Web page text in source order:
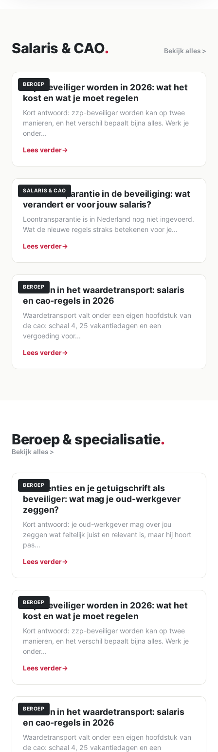
Salaris & CAO. Bekijk alles >
BEROEP
Zzp-beveiliger worden in 2026: wat het
kost en wat je moet regelen
Kort antwoord: zzp-beveiliger worden kan op twee
manieren, en het verschil bepaalt bijna alles. Werk je
onder...
Lees verder
SALARIS & CAO
Loontransparantie in de beveiliging: wat
verandert er voor jouw salaris?
Loontransparantie is in Nederland nog niet ingevoerd.
Wat de nieuwe regels straks betekenen voor je...
Lees verder
BEROEP
Werken in het waardetransport: salaris
en cao-regels in 2026
Waardetransport valt onder een eigen hoofdstuk van
de cao: schaal 4, 25 vakantiedagen en een
vergoeding voor...
Lees verder
Beroep & specialisatie.
Bekijk alles >
BEROEP
Referenties en je getuigschrift als
beveiliger: wat mag je oud-werkgever
zeggen?
Kort antwoord: je oud-werkgever mag over jou
zeggen wat feitelijk juist en relevant is, maar hij hoort
pas...
Lees verder
BEROEP
Zzp-beveiliger worden in 2026: wat het
kost en wat je moet regelen
Kort antwoord: zzp-beveiliger worden kan op twee
manieren, en het verschil bepaalt bijna alles. Werk je
onder...
Lees verder
BEROEP
Werken in het waardetransport: salaris
en cao-regels in 2026
Waardetransport valt onder een eigen hoofdstuk van
de cao: schaal 4, 25 vakantiedagen en een